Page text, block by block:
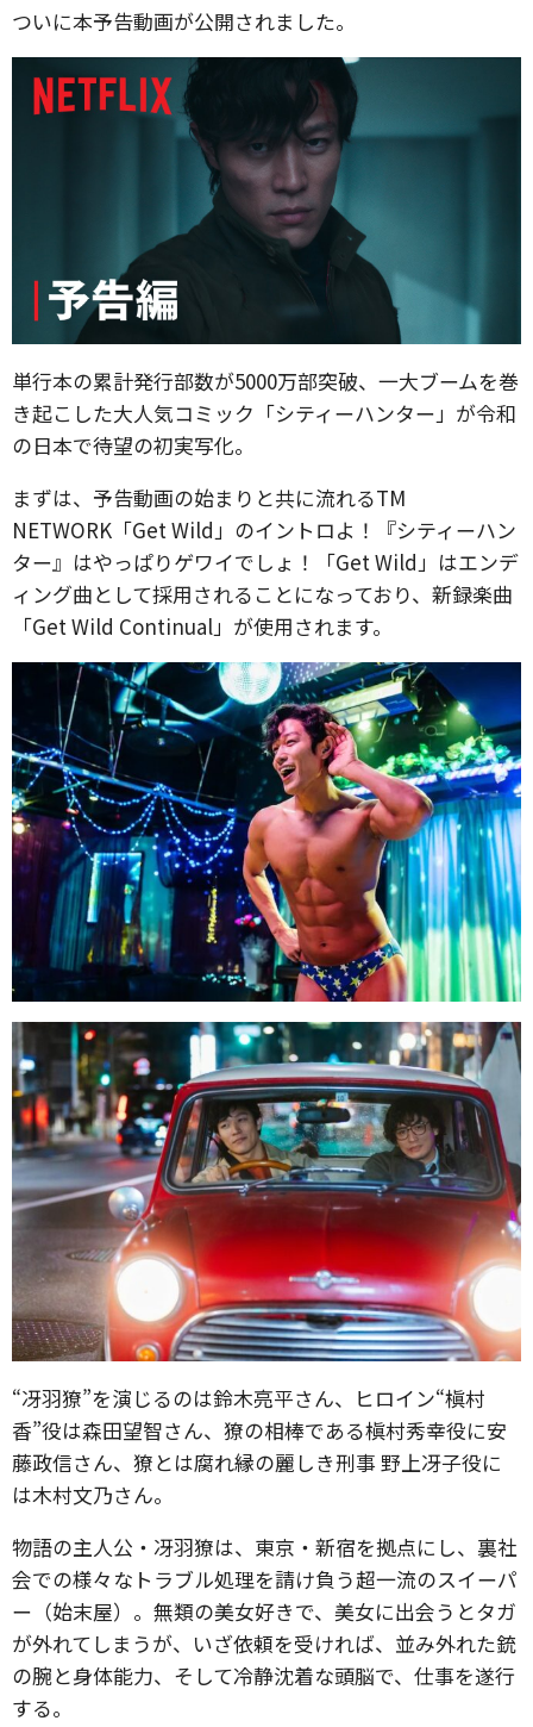
ついに本予告動画が公開されました。
単行本の累計発行部数が5000万部突破、一大ブームを巻
き起こした大人気コミック「シティーハンター」が令和
の日本で待望の初実写化。
まずは、予告動画の始まりと共に流れるTM
NETWORK「Get Wild」のイントロよ！『シティーハン
ター』はやっぱりゲワイでしょ！「Get Wild」はエンデ
ィング曲として採用されることになっており、新録楽曲
「Get Wild Continual」が使用されます。
“冴羽獠”を演じるのは鈴木亮平さん、ヒロイン“槇村
香”役は森田望智さん、獠の相棒である槇村秀幸役に安
藤政信さん、獠とは腐れ縁の麗しき刑事 野上冴子役に
は木村文乃さん。
物語の主人公・冴羽獠は、東京・新宿を拠点にし、裏社
会での様々なトラブル処理を請け負う超一流のスイーパ
ー（始末屋）。無類の美女好きで、美女に出会うとタガ
が外れてしまうが、いざ依頼を受ければ、並み外れた銃
の腕と身体能力、そして冷静沈着な頭脳で、仕事を遂行
する。